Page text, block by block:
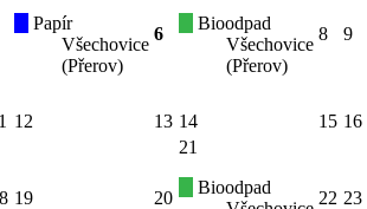
Papír
Všechovice
(Přerov)
6
Bioodpad
Všechovice
(Přerov)
8 9
12 13 14 15 16
19 20
21
Bioodpad
22 23